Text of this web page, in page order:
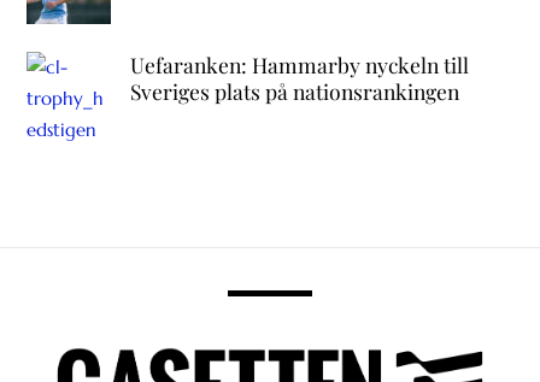
Uefaranken: Hammarby nyckeln till
Sveriges plats på nationsrankingen